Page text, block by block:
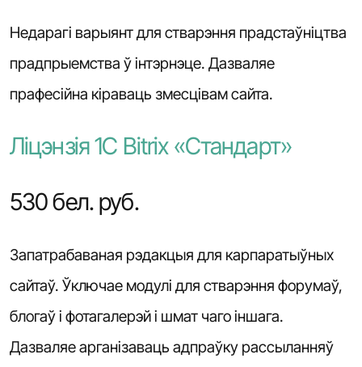
Недарагі варыянт для стварэння прадстаўніцтва
прадпрыемства ў інтэрнэце. Дазваляе
прафесійна кіраваць змесцівам сайта.
Ліцэнзія 1С Bitrix «Стандарт»
530 бел. руб.
Запатрабаваная рэдакцыя для карпаратыўных
сайтаў. Ўключае модулі для стварэння форумаў,
блогаў і фотагалерэй і шмат чаго іншага.
Дазваляе арганізаваць адпраўку рассыланняў